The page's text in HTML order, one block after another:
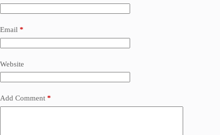
Email *
Website
Add Comment *